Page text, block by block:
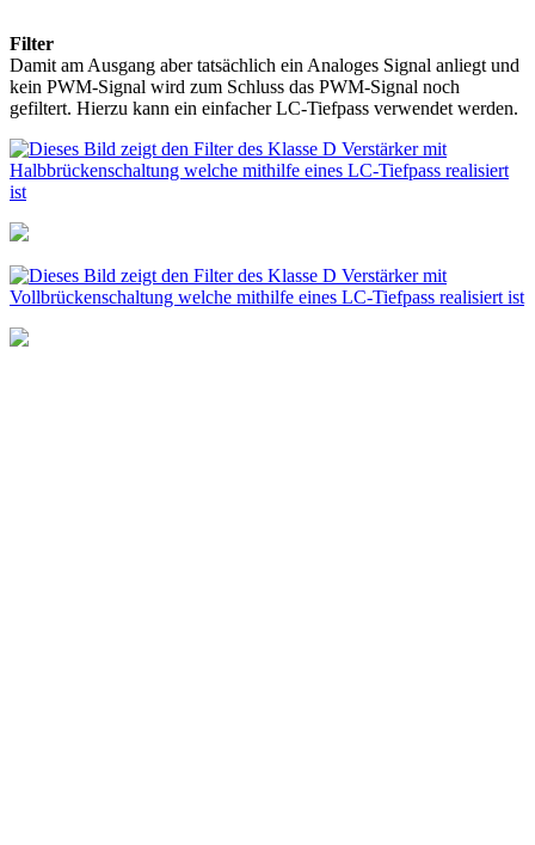
Filter
Damit am Ausgang aber tatsächlich ein Analoges Signal anliegt und
kein PWM-Signal wird zum Schluss das PWM-Signal noch
gefiltert. Hierzu kann ein einfacher LC-Tiefpass verwendet werden.